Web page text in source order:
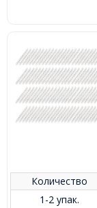
Количество
1-2 упак.